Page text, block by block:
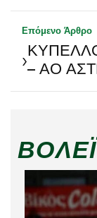
Επόμενο Άρθρο
›– ΑΟ
ΒΌΛΕΪ